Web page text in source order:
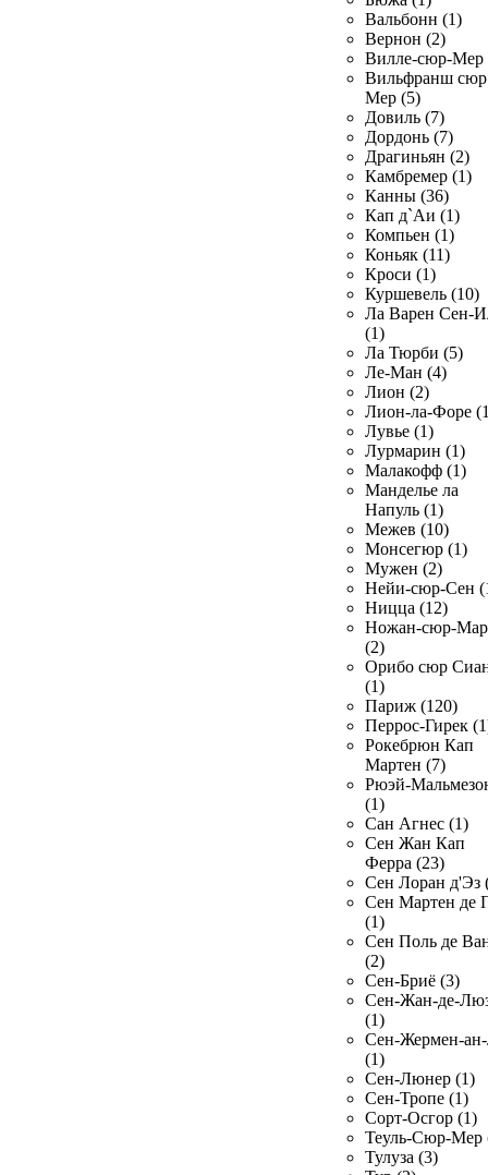
Вальбонн (1)
Вернон (2)
Вилле-сюр-Мер
Вильфранш сюр
Мер (5)
Довиль (7)
Дордонь (7)
Драгиньян (2)
Камбремер (1)
Канны (36)
Кап д`Аи (1)
Компьен (1)
Коньяк (11)
Кроси (1)
Куршевель (10)
Ла Варен Сен-
(1)
Ла Тюрби (5)
Ле-Ман (4)
Лион (2)
Лион-ла-Форе
Лувье (1)
Лурмарин (1)
Малакофф (1)
Манделье ла
Напуль (1)
Межев (10)
Монсегюр (1)
Мужен (2)
Нейи-сюр-Сен
Ницца (12)
Ножан-сюр-
(2)
Орибо сюр
(1)
Париж (120)
Перрос-Гирек
Рокебрюн Кап
Мартен (7)
Рюэй-
(1)
Сан Агнес (1)
Сен Жан Кап
Ферра (23)
Сен Лоран д'Эз
Сен Мартен де
(1)
Сен Поль де
(2)
Сен-Бриё (3)
Сен-Жан-де-
(1)
Сен-Жермен-
(1)
Сен-Люнер (1)
Сен-Тропе (1)
Сорт-Осгор (1)
Теуль-Сюр-Мер
Тулуза (3)